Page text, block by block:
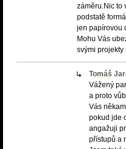
záměru.Nic to
podstatě
jen papírovou
Mohu Vás
svými
Tomáš
Vážený
a proto
Vás
pokud jde
angažuji
přístupů a